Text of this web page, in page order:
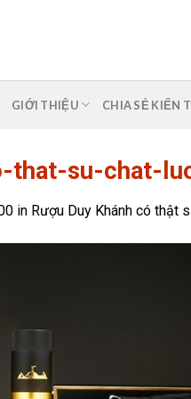
GIỚI THIỆU CHIA SẺ KIẾN
that-su-chat-
in Rượu Duy Khánh có thật